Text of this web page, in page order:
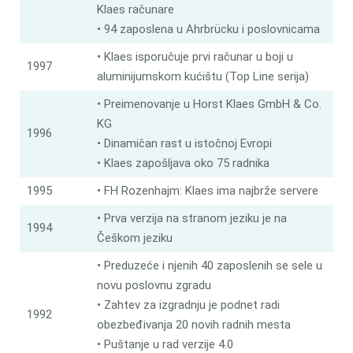
Klaes računare
• 94 zaposlena u Ahrbrücku i poslovnicama
1997
• Klaes isporučuje prvi računar u boji u
aluminijumskom kućištu (Top Line serija)
1996
• Preimenovanje u Horst Klaes GmbH & Co.
KG
• Dinamičan rast u istočnoj Evropi
• Klaes zapošljava oko 75 radnika
1995
• FH Rozenhajm: Klaes ima najbrže servere
1994
• Prva verzija na stranom jeziku je na
Češkom jeziku
1992
• Preduzeće i njenih 40 zaposlenih se sele u
novu poslovnu zgradu
• Zahtev za izgradnju je podnet radi
obezbeđivanja 20 novih radnih mesta
• Puštanje u rad verzije 4.0